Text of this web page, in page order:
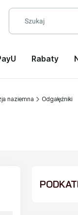
Rabaty
naziemna Odgałęźniki